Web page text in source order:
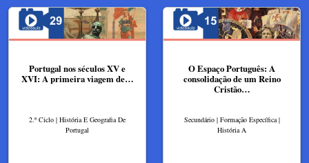
Portugal nos séculos XV e
XVI: A primeira viagem de…
2.º Ciclo | História E Geografia De
Portugal
O Espaço Português: A
consolidação de um Reino
Cristão…
Secundário | Formação Específica |
História A